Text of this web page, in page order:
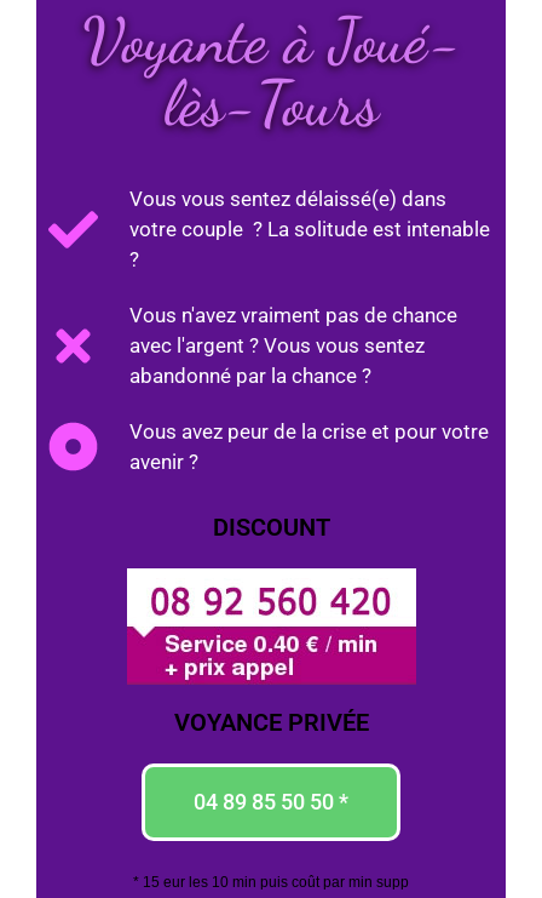
Voyante à Joué-
lès-Tours
Vous vous sentez délaissé(e) dans
votre couple ? La solitude est intenable
?
Vous n'avez vraiment pas de chance
avec l'argent ? Vous vous sentez
abandonné par la chance ?
Vous avez peur de la crise et pour votre
avenir ?
DISCOUNT
VOYANCE PRIVÉE
04 89 85 50 50 *
* 15 eur les 10 min puis coût par min supp